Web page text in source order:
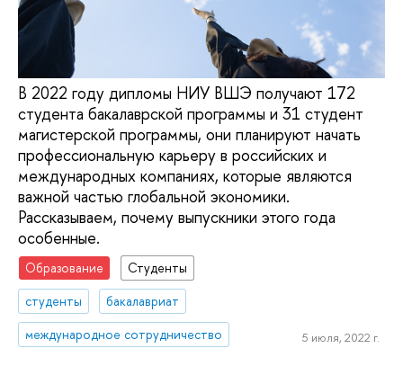
В 2022 году дипломы НИУ ВШЭ получают 172
студента бакалаврской программы и 31 студент
магистерской программы, они планируют начать
профессиональную карьеру в российских и
международных компаниях, которые являются
важной частью глобальной экономики.
Рассказываем, почему выпускники этого года
особенные.
Образование
Студенты
студенты
бакалавриат
международное сотрудничество
5 июля, 2022 г.